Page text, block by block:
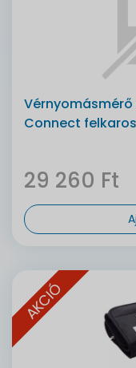
Vérnyomásmérő
Connect
29 260 Ft
AKCIÓ